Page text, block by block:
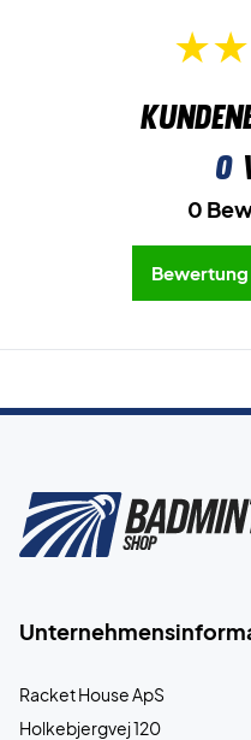
0
0
Racket House ApS
Holkebjergvej 120